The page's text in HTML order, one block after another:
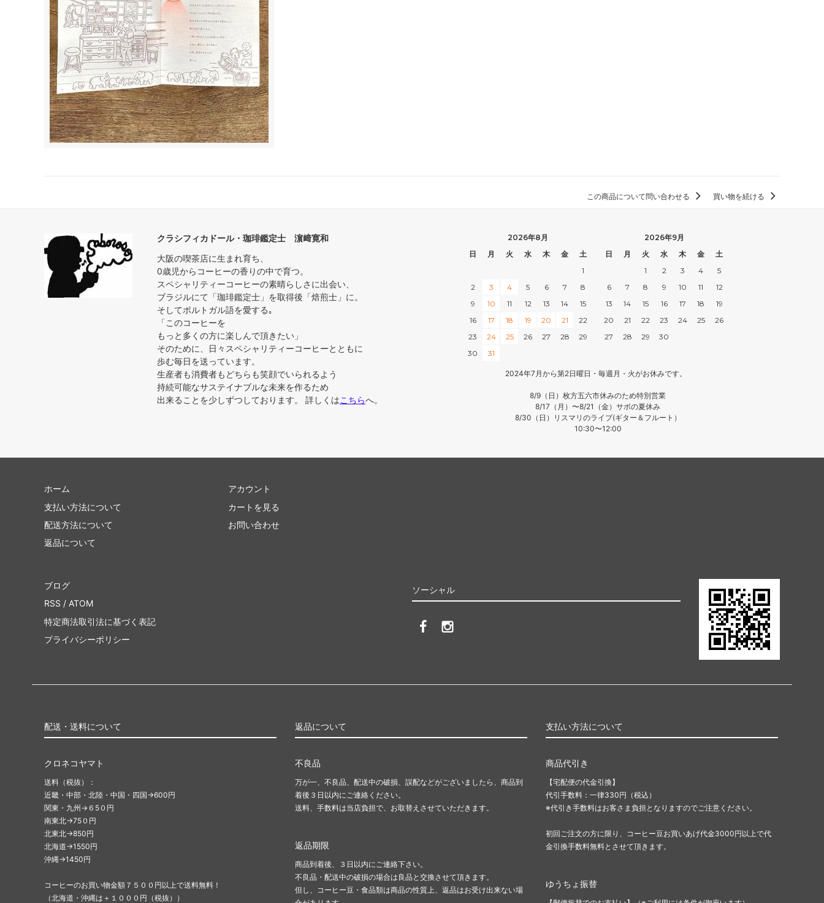
この商品について問い合わせる 買い物を続ける
クラシフィカドール・珈琲鑑定士 濵﨑寛和
大阪の喫茶店に生まれ育ち、
0歳児からコーヒーの香りの中で育つ。
スペシャリティーコーヒーの素晴らしさに出会い、
ブラジルにて「珈琲鑑定士」を取得後「焙煎士」に。
そしてポルトガル語を愛する｡
「このコーヒーを
もっと多くの方に楽しんで頂きたい」
そのために、日々スペシャリティーコーヒーとともに
歩む毎日を送っています。
生産者も消費者もどちらも笑顔でいられるよう
持続可能なサステイナブルな未来を作るため
出来ることを少しずつしております。 詳しくはこちらへ。
2026年8月
日
月 火 水 木 金
土
1
2
3 4 5 6 7
8
9
10 11 12 13 14
15
16
17 18 19 20 21
22
23
24 25 26 27 28
29
30
31
2026年9月
日
月 火 水 木 金
土
1
2 3 4
5
6
7 8 9 10 11
12
13
14 15 16 17 18
19
20
21 22 23 24 25
26
27
28 29 30
2024年7月から第2日曜日・毎週月・火がお休みです。
8/9（日）枚方五六市休みのため特別営業
8/17（月）〜8/21（金）サボの夏休み
8/30（日）リスマリのライブ(ギター＆フルート）
10:30〜12:00
ホーム
支払い方法について
配送方法について
返品について
アカウント
カートを見る
お問い合わせ
ソーシャル
ブログ
RSS / ATOM
特定商法取引法に基づく表記
プライバシーポリシー
配送・送料について
クロネコヤマト
送料（税抜）：
近畿・中部・北陸・中国・四国→600円
関東・九州→６5０円
南東北→75０円
北東北→850円
北海道→1550円
沖縄→1450円
コーヒーのお買い物金額７５００円以上で送料無料！
（北海道・沖縄は＋１０００円（税抜））
返品について
不良品
万が一、不良品、配送中の破損、誤配などがございましたら、商品到
着後３日以内にご連絡ください。
送料、手数料は当店負担で、お取替えさせていただきます。
返品期限
商品到着後、３日以内にご連絡下さい。
不良品・配送中の破損の場合は良品と交換させて頂きます。
但し、コーヒー豆・食品類は商品の性質上、返品はお受け出来ない場
支払い方法について
商品代引き
【宅配便の代金引換】
代引手数料：一律330円（税込）
※代引き手数料はお客さま負担となりますのでご注意ください。
初回ご注文の方に限り、コーヒー豆お買いあげ代金3000円以上で代
金引換手数料無料とさせて頂きます。
ゆうちょ振替